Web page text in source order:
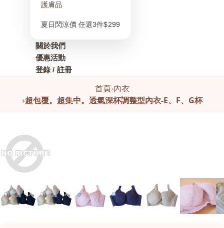
護膚品
夏日閃涼價 任選3件$299
關於我們
優惠活動
登錄 / 註冊
首頁›內衣
›超包覆。超集中。透氣深杯調整型內衣-E、F、G杯